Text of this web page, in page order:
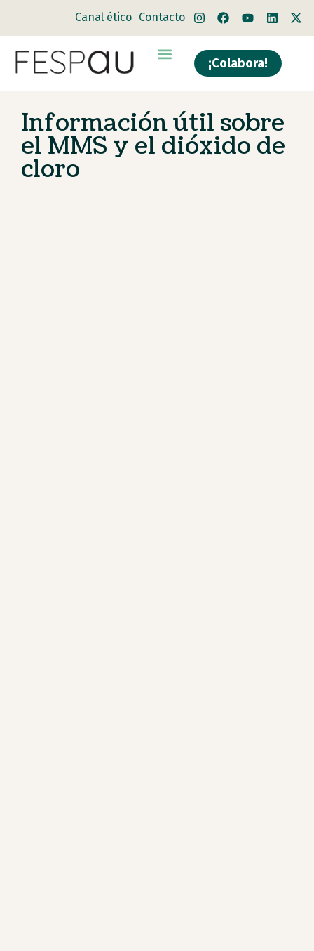
Canal ético Contacto
¡Colabora!
Información útil sobre
el MMS y el dióxido de
cloro